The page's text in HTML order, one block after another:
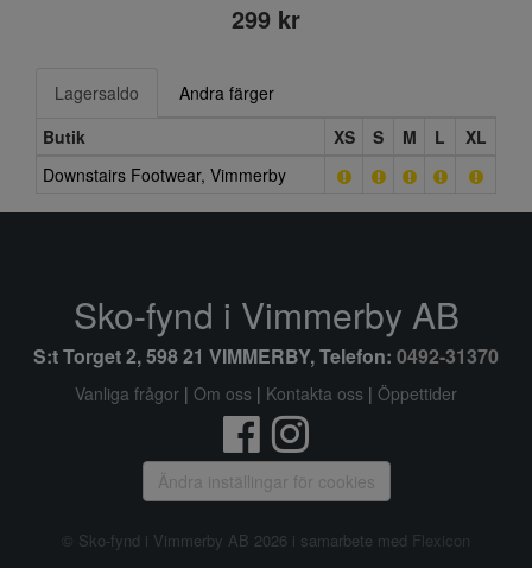
299 kr
Lagersaldo
Andra färger
Butik
XS S M L
XL
Downstairs Footwear, Vimmerby
Sko-fynd i Vimmerby AB
S:t Torget 2, 598 21 VIMMERBY, Telefon: 0492-31370
Vanliga frågor | Om oss | Kontakta oss | Öppettider
Ändra inställingar för cookies
© Sko-fynd i Vimmerby AB 2026 i samarbete med Flexicon